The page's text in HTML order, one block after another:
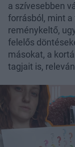
a szívesebben
forrásból, mint
reménykeltő,
felelős
másokat, a
tagjait is,